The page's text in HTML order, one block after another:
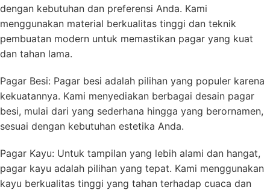
dengan kebutuhan dan preferensi Anda. Kami
menggunakan material berkualitas tinggi dan teknik
pembuatan modern untuk memastikan pagar yang kuat
dan tahan lama.
Pagar Besi: Pagar besi adalah pilihan yang populer karena
kekuatannya. Kami menyediakan berbagai desain pagar
besi, mulai dari yang sederhana hingga yang berornamen,
sesuai dengan kebutuhan estetika Anda.
Pagar Kayu: Untuk tampilan yang lebih alami dan hangat,
pagar kayu adalah pilihan yang tepat. Kami menggunakan
kayu berkualitas tinggi yang tahan terhadap cuaca dan